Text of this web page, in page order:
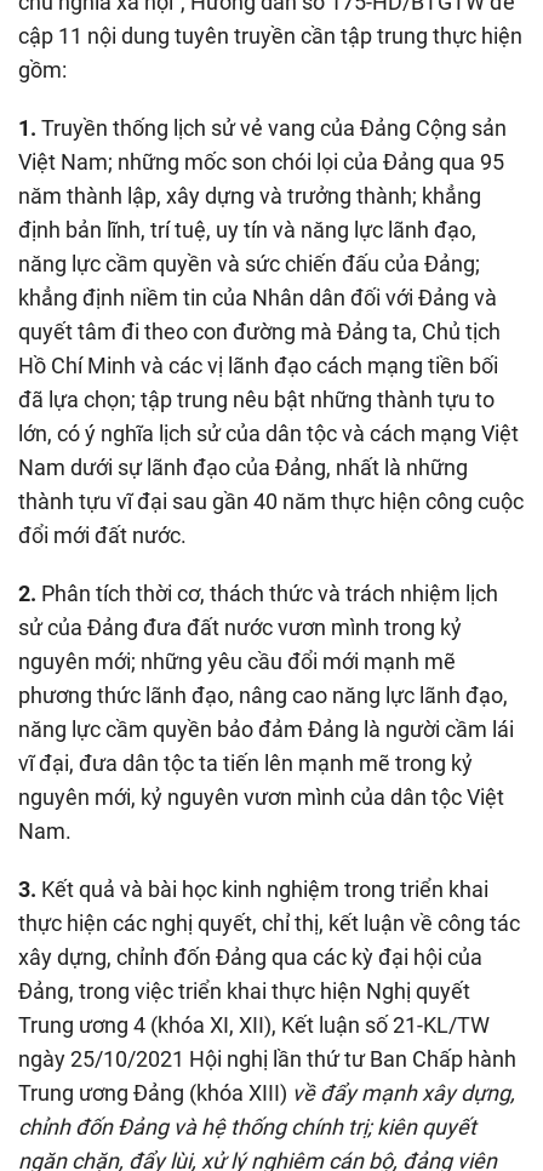
cập 11 nội dung tuyên truyền cần tập trung thực hiện
gồm:
1. Truyền thống lịch sử vẻ vang của Đảng Cộng sản
Việt Nam; những mốc son chói lọi của Đảng qua 95
năm thành lập, xây dựng và trưởng thành; khẳng
định bản lĩnh, trí tuệ, uy tín và năng lực lãnh đạo,
năng lực cầm quyền và sức chiến đấu của Đảng;
khẳng định niềm tin của Nhân dân đối với Đảng và
quyết tâm đi theo con đường mà Đảng ta, Chủ tịch
Hồ Chí Minh và các vị lãnh đạo cách mạng tiền bối
đã lựa chọn; tập trung nêu bật những thành tựu to
lớn, có ý nghĩa lịch sử của dân tộc và cách mạng Việt
Nam dưới sự lãnh đạo của Đảng, nhất là những
thành tựu vĩ đại sau gần 40 năm thực hiện công cuộc
đổi mới đất nước.
2. Phân tích thời cơ, thách thức và trách nhiệm lịch
sử của Đảng đưa đất nước vươn mình trong kỷ
nguyên mới; những yêu cầu đổi mới mạnh mẽ
phương thức lãnh đạo, nâng cao năng lực lãnh đạo,
năng lực cầm quyền bảo đảm Đảng là người cầm lái
vĩ đại, đưa dân tộc ta tiến lên mạnh mẽ trong kỷ
nguyên mới, kỷ nguyên vươn mình của dân tộc Việt
Nam.
3. Kết quả và bài học kinh nghiệm trong triển khai
thực hiện các nghị quyết, chỉ thị, kết luận về công tác
xây dựng, chỉnh đốn Đảng qua các kỳ đại hội của
Đảng, trong việc triển khai thực hiện Nghị quyết
Trung ương 4 (khóa XI, XII), Kết luận số 21-KL/TW
ngày 25/10/2021 Hội nghị lần thứ tư Ban Chấp hành
Trung ương Đảng (khóa XIII) về đẩy mạnh xây dựng,
chỉnh đốn Đảng và hệ thống chính trị; kiên quyết
ngăn chặn, đẩy lùi, xử lý nghiêm cán bộ, đảng viên